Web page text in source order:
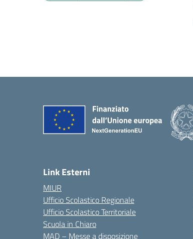
Link Esterni
MIUR
Ufficio Scolastico Regionale
Ufficio Scolastico Territoriale
Scuola in Chiaro
MAD – Messe a disposizione